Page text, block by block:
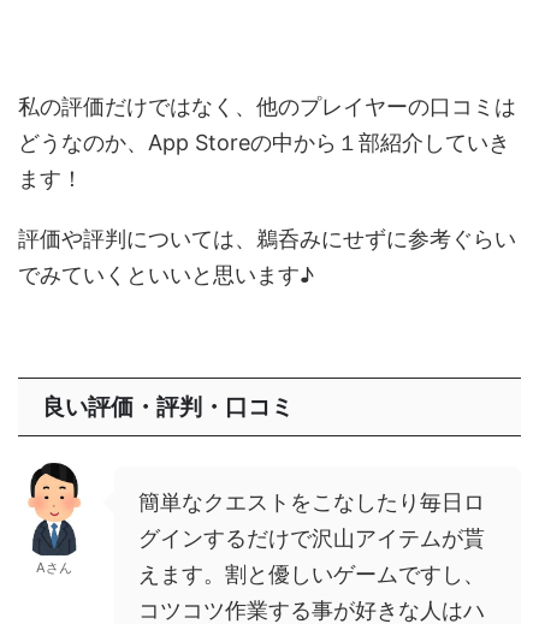
私の評価だけではなく、他のプレイヤーの口コミは
どうなのか、App Storeの中から１部紹介していき
ます！
評価や評判については、鵜呑みにせずに参考ぐらい
でみていくといいと思います♪
良い評価・評判・口コミ
Aさん
簡単なクエストをこなしたり毎日ロ
グインするだけで沢山アイテムが貰
えます。割と優しいゲームですし、
コツコツ作業する事が好きな人はハ